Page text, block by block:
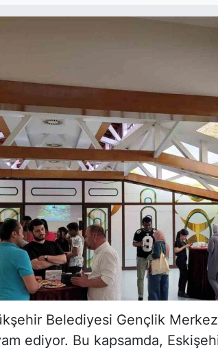
Belediyesi Gençlik
ediyor. Bu kapsamda,